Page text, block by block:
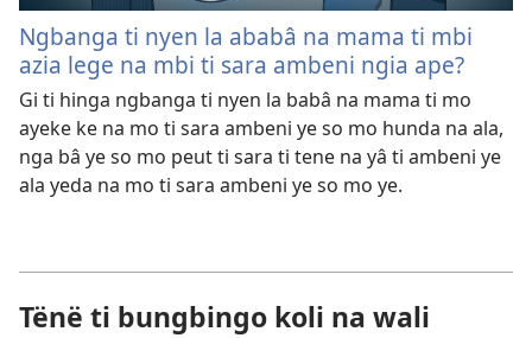
Ngbanga ti nyen la ababâ na mama ti mbi
azia lege na mbi ti sara ambeni ngia ape?
Gi ti hinga ngbanga ti nyen la babâ na mama ti mo
ayeke ke na mo ti sara ambeni ye so mo hunda na ala,
nga bâ ye so mo peut ti sara ti tene na yâ ti ambeni ye
ala yeda na mo ti sara ambeni ye so mo ye.
Tënë ti bungbingo koli na wali